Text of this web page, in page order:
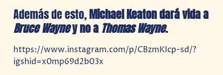
Además de esto,Michael Keaton dará vida a
Bruce Wayney no a Thomas Wayne.
https://www.instagram.com/p/CBzmKIcp-sd/?
igshid=x0mp69d2b03x